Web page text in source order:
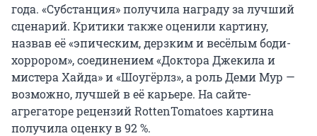
года. «Субстанция» получила награду за лучший
сценарий. Критики также оценили картину,
назвав её «эпическим, дерзким и весёлым боди-
хоррором», соединением «Доктора Джекила и
мистера Хайда» и «Шоугёрлз», а роль Деми Мур —
возможно, лучшей в её карьере. На сайте-
агрегаторе рецензий RottenTomatoes картина
получила оценку в 92 %.